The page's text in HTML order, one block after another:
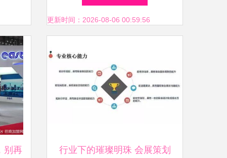
联
更新时间：2026-08-06 00:59:56
别再 行业下的璀璨明珠 会展策划